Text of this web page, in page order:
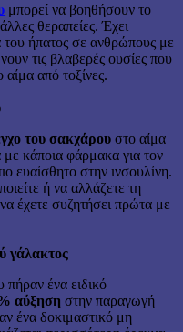
μπορεί να βοηθήσουν το
θεραπείες. Έχει
του ήπατος σε ανθρώπους με
τις βλαβερές ουσίες που
αίμα από τοξίνες.
του σακχάρου στο αίμα
με κάποια φάρμακα για τον
ευαίσθητο στην ινσουλίνη.
ή να αλλάζετε τη
έχετε συζητήσει πρώτα με
γάλακτος
πήραν ένα ειδικό
αύξηση στην παραγωγή
ένα δοκιμαστικό μη